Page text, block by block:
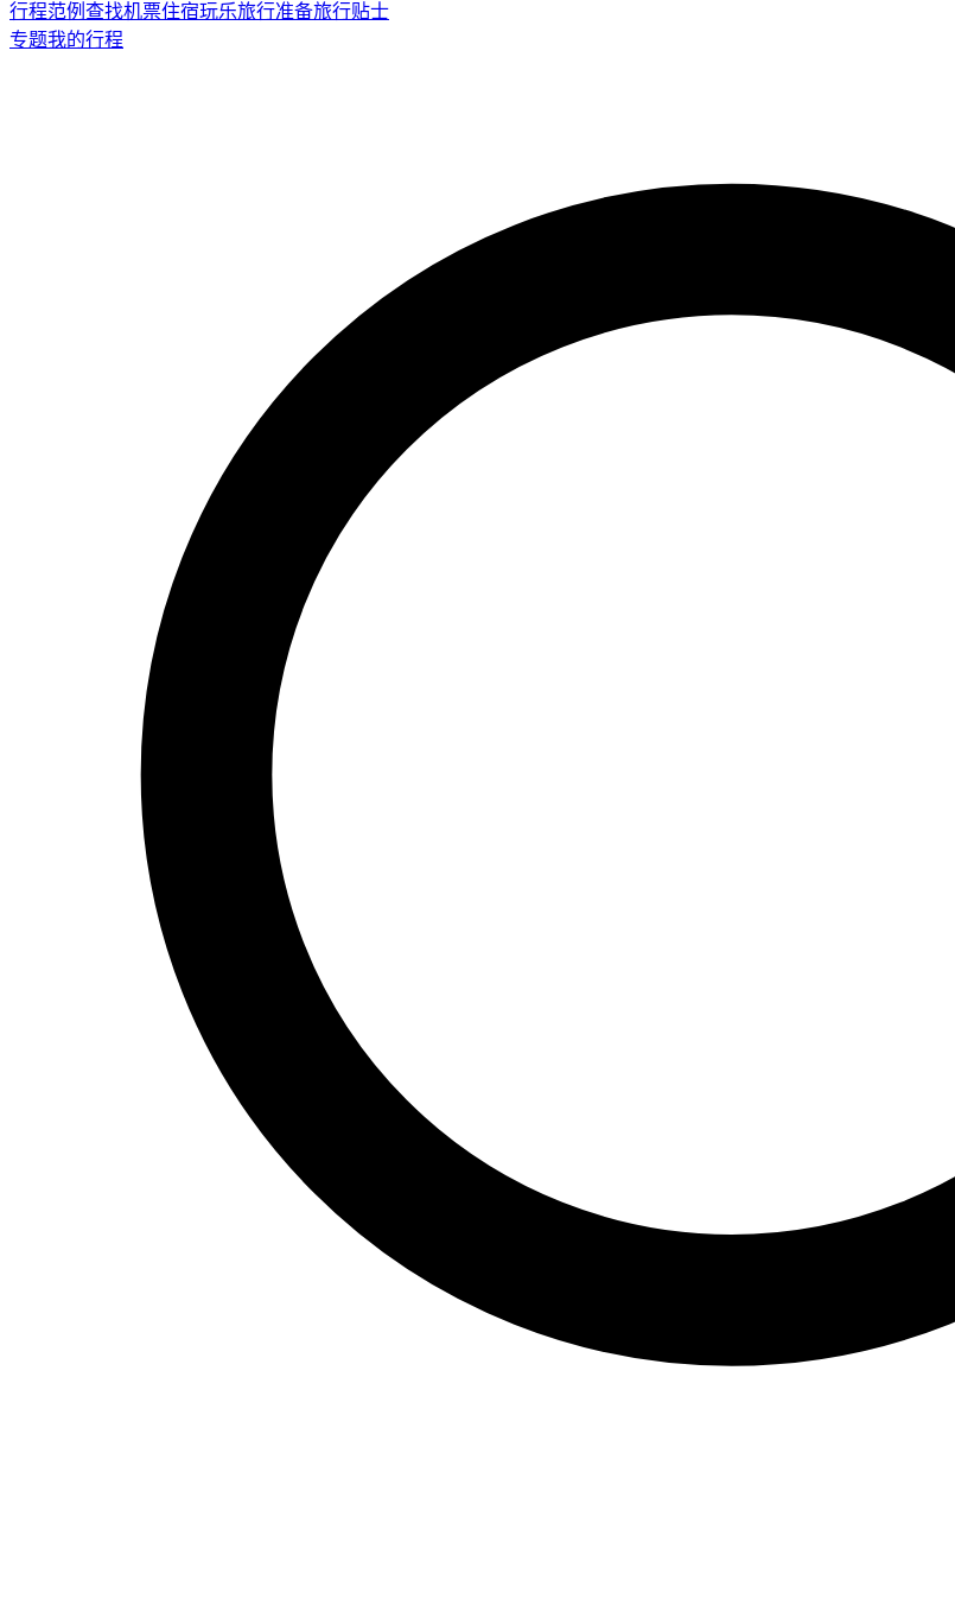
行程范例 查找机票住宿玩乐旅行准备旅行贴士
专题我的行程